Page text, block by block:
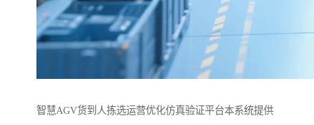
智慧AGV货到人拣选运营优化仿真验证平台本系统提供